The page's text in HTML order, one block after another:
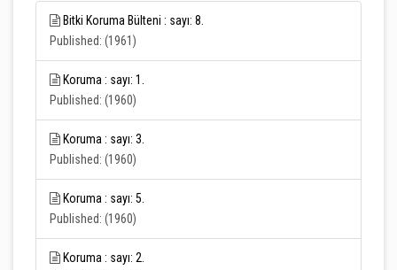
Bitki Koruma Bülteni : sayı: 8.
Published: (1961)
Koruma : sayı: 1.
Published: (1960)
Koruma : sayı: 3.
Published: (1960)
Koruma : sayı: 5.
Published: (1960)
Koruma : sayı: 2.